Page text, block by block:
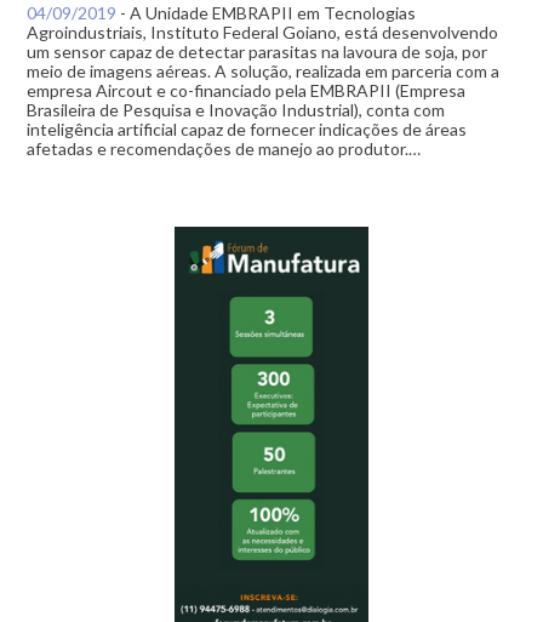
04/09/2019 -A Unidade EMBRAPII em Tecnologias
Agroindustriais, Instituto Federal Goiano, está desenvolvendo
um sensor capaz de detectar parasitas na lavoura de soja, por
meio de imagens aéreas. A solução, realizada em parceria com a
empresa Aircout e co-financiado pela EMBRAPII (Empresa
Brasileira de Pesquisa e Inovação Industrial), conta com
inteligência artificial capaz de fornecer indicações de áreas
afetadas e recomendações de manejo ao produtor.…